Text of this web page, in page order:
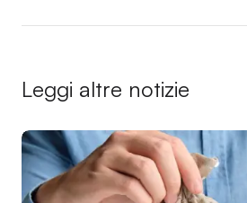
Leggi altre notizie